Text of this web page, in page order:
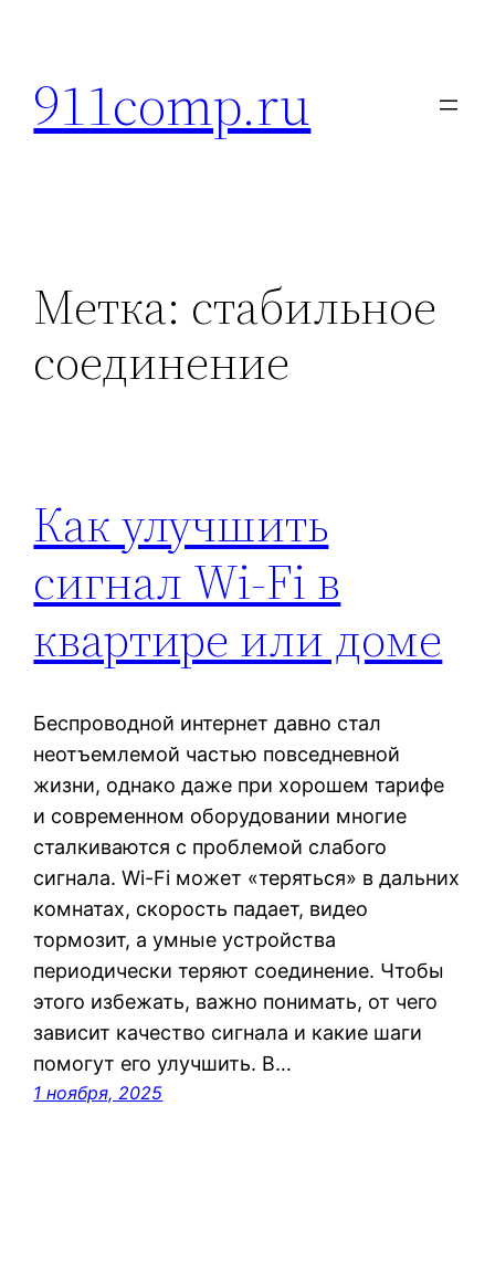
содержимому
911comp.ru
Метка: стабильное
соединение
Как улучшить
сигнал Wi-Fi в
квартире или доме
Беспроводной интернет давно стал
неотъемлемой частью повседневной
жизни, однако даже при хорошем тарифе
и современном оборудовании многие
сталкиваются с проблемой слабого
сигнала. Wi-Fi может «теряться» в дальних
комнатах, скорость падает, видео
тормозит, а умные устройства
периодически теряют соединение. Чтобы
этого избежать, важно понимать, от чего
зависит качество сигнала и какие шаги
помогут его улучшить. В…
1 ноября, 2025